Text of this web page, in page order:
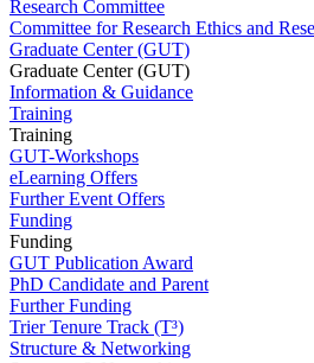
Research Committee
Committee for Research Ethics and
Graduate Center (GUT)
Graduate Center (GUT)
Information & Guidance
Training
Training
GUT-Workshops
eLearning Offers
Further Event Offers
Funding
Funding
GUT Publication Award
PhD Candidate and Parent
Further Funding
Trier Tenure Track (T³)
Structure & Networking